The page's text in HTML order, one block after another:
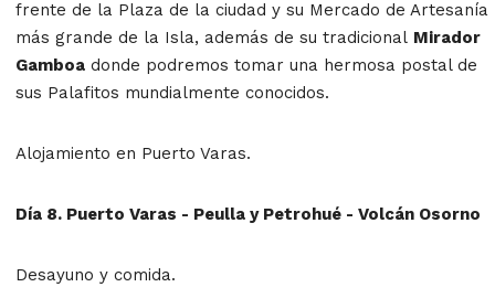
frente de la Plaza de la ciudad y su Mercado de Artesanía
más grande de la Isla, además de su tradicional Mirador
Gamboa donde podremos tomar una hermosa postal de
sus Palafitos mundialmente conocidos.
Alojamiento en Puerto Varas.
Día 8. Puerto Varas - Peulla y Petrohué - Volcán Osorno
Desayuno y comida.